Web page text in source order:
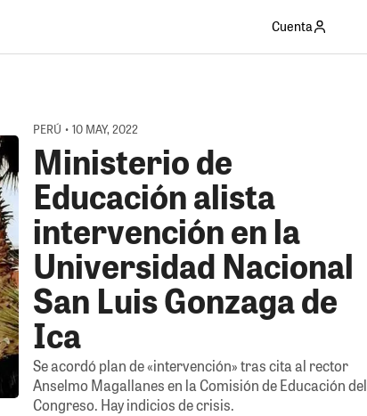
Cuenta
PERÚ • 10 MAY, 2022
Ministerio de
Educación alista
intervención en la
Universidad Nacional
San Luis Gonzaga de
Ica
Se acordó plan de «intervención» tras cita al rector
Anselmo Magallanes en la Comisión de Educación del
Congreso. Hay indicios de crisis.